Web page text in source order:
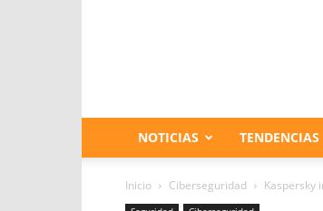
NOTICIAS TENDENCIAS
Inicio Ciberseguridad Kaspersky